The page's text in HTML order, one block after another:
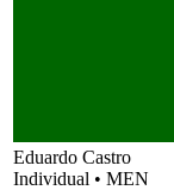
Eduardo Castro
Individual • MEN